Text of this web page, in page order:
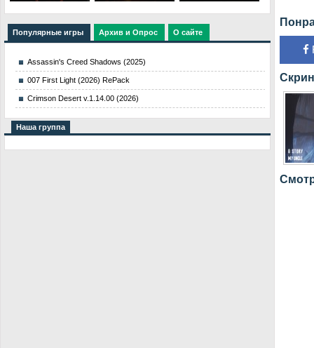
Популярные игры Архив и Опрос О сайте
Assassin's Creed Shadows (2025)
007 First Light (2026) RePack
Crimson Desert v.1.14.00 (2026)
Наша группа